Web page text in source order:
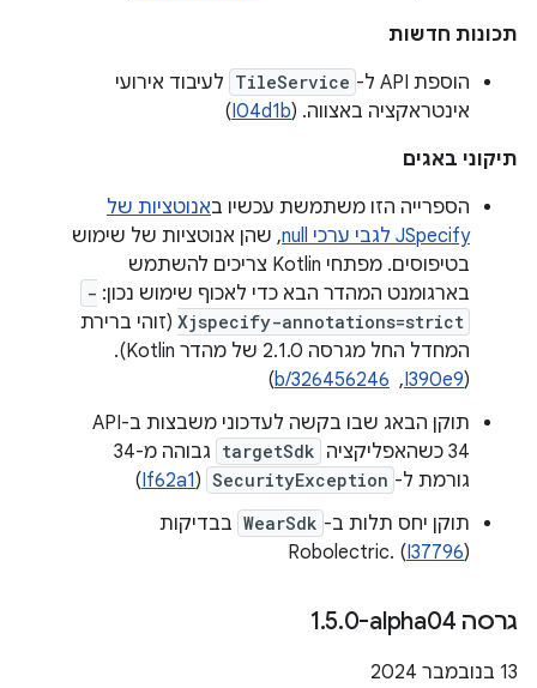
תכונות חדשות
הוספת API ל-
TileService לעיבוד אירועי
אינטראקציה באצווה. (I04d1b
)
תיקוני באגים
הספרייה הזו משתמשת עכשיו באנוטציות של
JSpecify לגבי ערכי null
, שהן אנוטציות של שימוש
בטיפוסים. מפתחי Kotlin צריכים להשתמש
בארגומנט המהדר הבא כדי לאכוף שימוש נכון: -
Xjspecify-annotations=strict (זוהי ברירת
המחדל החל מגרסה 2.1.0 של מהדר Kotlin).
(
I390e9
, ‏
b/326456246
)
תוקן הבאג שבו בקשה לעדכוני משבצות ב-API
34 כשהאפליקציה
targetSdk
גבוהה מ-34
גורמת ל- SecurityException
(
If62a1
)
תוקן יחס תלות ב- WearSdk בבדיקות
Robolectric. (I37796)
גרסה ‎1 .5.0-alpha04
‫13 בנובמבר 2024